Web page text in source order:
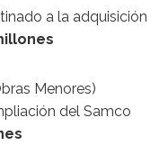
a la adquisición
Menores)
del Samco